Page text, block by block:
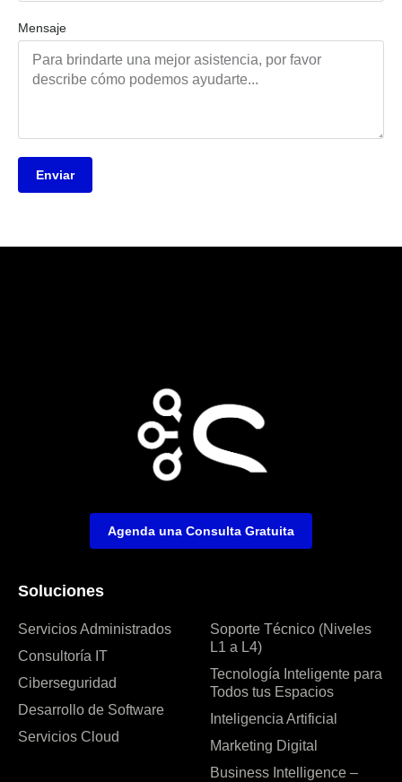
Mensaje
Enviar
Soluciones
Servicios Administrados
Consultoría IT
Ciberseguridad
Desarrollo de Software
Servicios Cloud
Soporte Técnico (Niveles
L1 a L4)
Tecnología Inteligente para
Todos tus Espacios
Inteligencia Artificial
Marketing Digital
Business Intelligence –
Agenda una Consulta Gratuita